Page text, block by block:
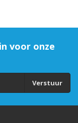
voor onze
Verstuur